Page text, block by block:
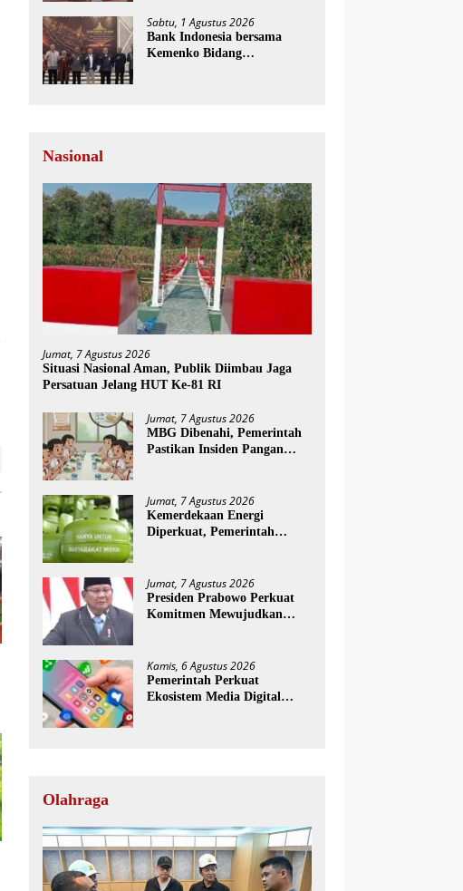
Sabtu, 1 Agustus 2026
Bank Indonesia bersama
Kemenko Bidang
Nasional
Jumat, 7 Agustus 2026
Situasi Nasional Aman, Publik Diimbau Jaga
Persatuan Jelang HUT Ke-81 RI
Jumat, 7 Agustus 2026
MBG Dibenahi, Pemerintah
Pastikan Insiden Pangan
Jumat, 7 Agustus 2026
Kemerdekaan Energi
Diperkuat, Pemerintah
Jumat, 7 Agustus 2026
Presiden Prabowo Perkuat
Komitmen Mewujudkan
Kamis, 6 Agustus 2026
Pemerintah Perkuat
Ekosistem Media Digital
Olahraga